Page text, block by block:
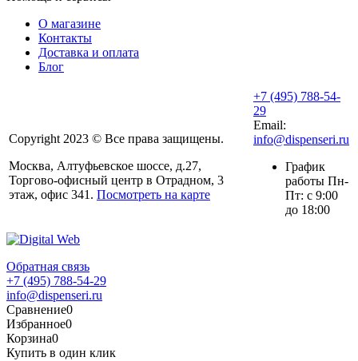
О магазине
Контакты
Доставка и оплата
Блог
Copyright 2023 © Все права защищены.
Москва, Алтуфьевское шоссе, д.27,
Торгово-офисный центр в Отрадном, 3
этаж, офис 341. Посмотреть на карте
+7 (495) 788-54-
29
Email:
info@dispenseri.ru
График
работы Пн-
Пт: с 9:00
до 18:00
Обратная связь
+7 (495) 788-54-29
info@dispenseri.ru
Сравнение0
Избранное0
Корзина0
Купить в один клик